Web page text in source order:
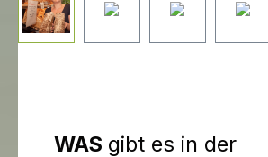
WAS gibt es in der